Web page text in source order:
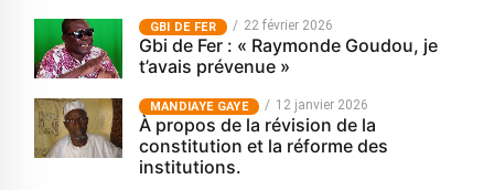
GBI DE FER 22 février 2026
Gbi de Fer : « Raymonde Goudou, je
t’avais prévenue »
MANDIAYE GAYE 12 janvier 2026
À propos de la révision de la
constitution et la réforme des
institutions.